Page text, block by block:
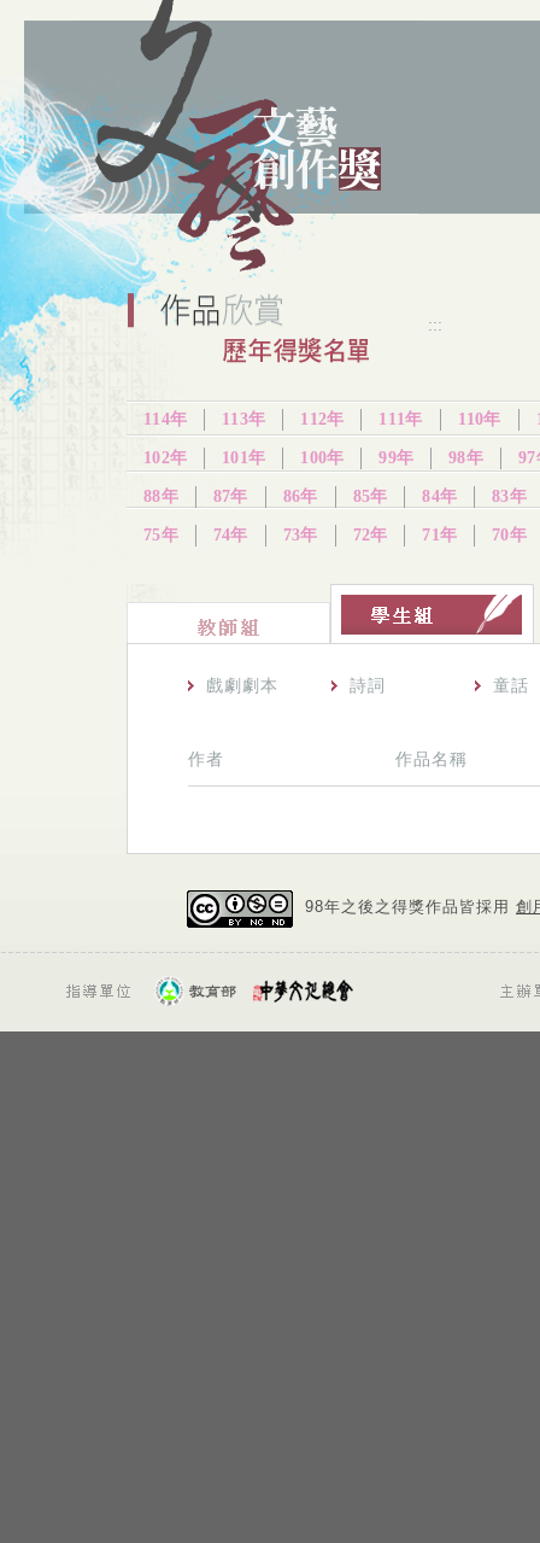
:::
114年 113年 112年 111年 110年
102年 101年 100年 99年 98年 97
88年 87年 86年 85年 84年 83年
75年 74年 73年 72年 71年 70年
戲劇劇本 詩詞 童話
作者 作品名稱
98年之後之得獎作品皆採用 創